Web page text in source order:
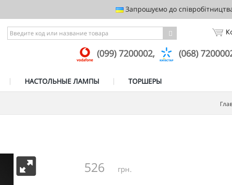
Запрошуємо до
(099) 7200002, (068)
НАСТОЛЬНЫЕ ЛАМПЫ ТОРШЕРЫ
526 грн.